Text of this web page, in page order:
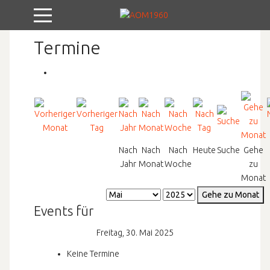
Mobile Menu Toggle
Termine
Nach
Jahr
Nach
Monat
Nach
Woche
Heute Suche Gehe
zu
Monat
Gehe zu Monat
Events für
Freitag, 30. Mai 2025
Keine Termine